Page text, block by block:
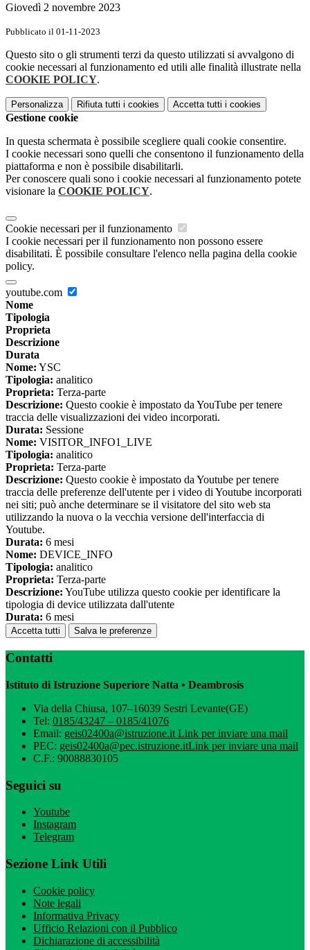
Giovedì 2 novembre 2023
Pubblicato il 01-11-2023
Questo sito o gli strumenti terzi da questo utilizzati si avvalgono di
cookie necessari al funzionamento ed utili alle finalità illustrate nella
COOKIE POLICY.
Personalizza Rifiuta tutti i cookies Accetta tutti i cookies
Gestione cookie
In questa schermata è possibile scegliere quali cookie consentire.
I cookie necessari sono quelli che consentono il funzionamento della
piattaforma e non è possibile disabilitarli.
Per conoscere quali sono i cookie necessari al funzionamento potete
visionare la COOKIE POLICY.
Cookie necessari per il funzionamento
I cookie necessari per il funzionamento non possono essere
disabilitati. È possibile consultare l'elenco nella pagina della cookie
policy.
youtube.com
Nome
Tipologia
Proprieta
Descrizione
Durata
Nome: YSC
Tipologia: analitico
Proprieta: Terza-parte
Descrizione: Questo cookie è impostato da YouTube per tenere
traccia delle visualizzazioni dei video incorporati.
Durata: Sessione
Nome: VISITOR_INFO1_LIVE
Tipologia: analitico
Proprieta: Terza-parte
Descrizione: Questo cookie è impostato da Youtube per tenere
traccia delle preferenze dell'utente per i video di Youtube incorporati
nei siti; può anche determinare se il visitatore del sito web sta
utilizzando la nuova o la vecchia versione dell'interfaccia di
Youtube.
Durata: 6 mesi
Nome: DEVICE_INFO
Tipologia: analitico
Proprieta: Terza-parte
Descrizione: YouTube utilizza questo cookie per identificare la
tipologia di device utilizzata dall'utente
Durata: 6 mesi
Accetta tutti Salva le preferenze
Contatti
Istituto di Istruzione Superiore Natta • Deambrosis
Via della Chiusa, 107–16039 Sestri Levante(GE)
Tel: 0185/43247 – 0185/41076
Email: geis02400a@istruzione.it Link per inviare una mail
PEC: geis02400a@pec.istruzione.itLink per inviare una mail
C.F.: 90088830105
Seguici su
Youtube
Instagram
Telegram
Sezione Link Utili
Cookie policy
Note legali
Informativa Privacy
Ufficio Relazioni con il Pubblico
Dichiarazione di accessibilità